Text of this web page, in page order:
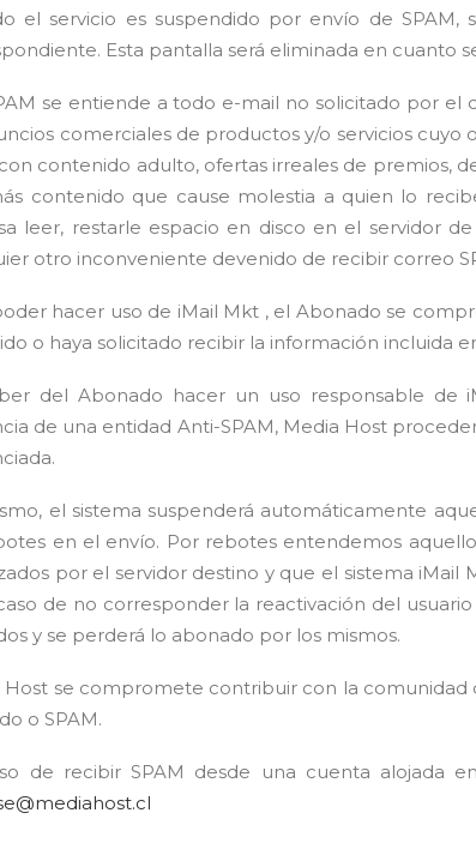
el servicio es suspendido por envío de
Esta pantalla será eliminada en cuanto
se entiende a todo e-mail no solicitado por
comerciales de productos y/o servicios cuyo
contenido adulto, ofertas irreales de premios,
contenido que cause molestia a quien lo
leer, restarle espacio en disco en el servidor
otro inconveniente devenido de recibir correo
hacer uso de iMail Mkt , el Abonado se
o haya solicitado recibir la información incluida
del Abonado hacer un uso responsable de
de una entidad Anti-SPAM, Media Host
el sistema suspenderá automáticamente
en el envío. Por rebotes entendemos
por el servidor destino y que el sistema iMail
de no corresponder la reactivación del
y se perderá lo abonado por los mismos.
Host se compromete contribuir con la
o SPAM.
de recibir SPAM desde una cuenta alojada